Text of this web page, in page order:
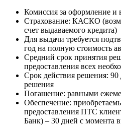
Комиссия за оформление и
Страхование: КАСКО
счет выдаваемого кредита)
Для выдачи требуется
год на полную стоимость
Средний срок принятия
предоставления всех
Срок действия решения:
решения
Погашение: равными
Обеспечение:
предоставления ПТС
Банк) – 30 дней с момента